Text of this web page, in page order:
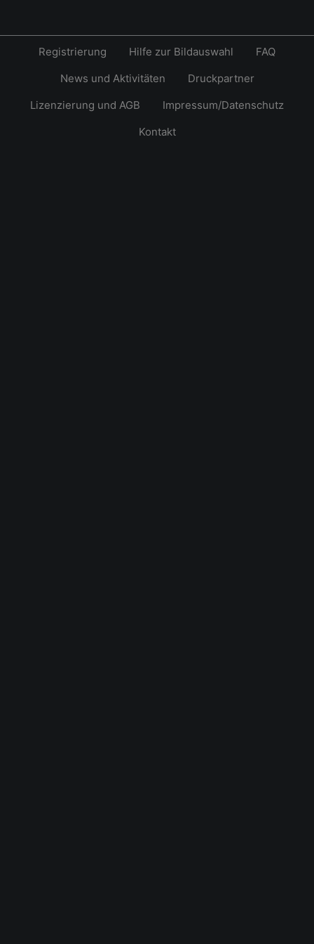
Registrierung Hilfe zur Bildauswahl
FAQ
News und Aktivitäten
Druckpartner
Lizenzierung und AGB
Impressum/Datenschutz
Kontakt